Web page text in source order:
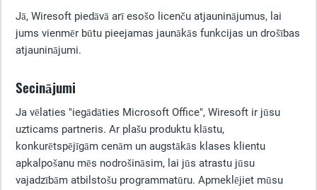
Jā, Wiresoft piedāvā arī esošo licenču atjauninājumus, lai
jums vienmēr būtu pieejamas jaunākās funkcijas un drošības
atjauninājumi.
Secinājumi
Ja vēlaties "iegādāties Microsoft Office", Wiresoft ir jūsu
uzticams partneris. Ar plašu produktu klāstu,
konkurētspējīgām cenām un augstākās klases klientu
apkalpošanu mēs nodrošināsim, lai jūs atrastu jūsu
vajadzībām atbilstošu programmatūru. Apmeklējiet mūsu